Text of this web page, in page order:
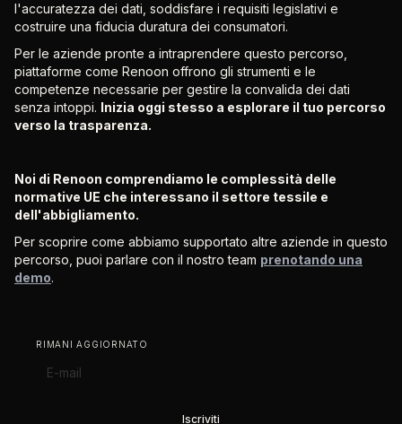
l'accuratezza dei dati, soddisfare i requisiti legislativi e
costruire una fiducia duratura dei consumatori.
Per le aziende pronte a intraprendere questo percorso,
piattaforme come Renoon offrono gli strumenti e le
competenze necessarie per gestire la convalida dei dati
senza intoppi. Inizia oggi stesso a esplorare il tuo percorso
verso la trasparenza.
Noi di Renoon comprendiamo le complessità delle
normative UE che interessano il settore tessile e
dell'abbigliamento.
Per scoprire come abbiamo supportato altre aziende in questo
percorso, puoi parlare con il nostro team prenotando una
demo.
RIMANI AGGIORNATO